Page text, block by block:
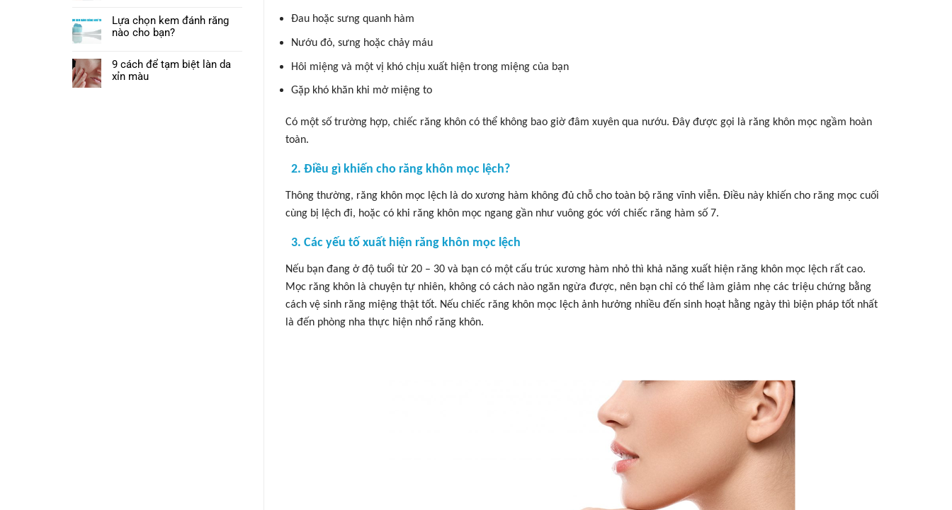
Lựa chọn kem đánh răng
nào cho bạn?
9 cách để tạm biệt làn da
xỉn màu
Đau hoặc sưng quanh hàm
Nướu đỏ, sưng hoặc chảy máu
Hôi miệng và một vị khó chịu xuất hiện trong miệng của bạn
Gặp khó khăn khi mở miệng to
Có một số trường hợp, chiếc răng khôn có thể không bao giờ đâm xuyên qua nướu. Đây được gọi là răng khôn mọc ngầm hoàn
toàn.
2. Điều gì khiến cho răng khôn mọc lệch?
Thông thường, răng khôn mọc lệch là do xương hàm không đủ chỗ cho toàn bộ răng vĩnh viễn. Điều này khiến cho răng mọc cuối
cùng bị lệch đi, hoặc có khi răng khôn mọc ngang gần như vuông góc với chiếc răng hàm số 7.
3. Các yếu tố xuất hiện răng khôn mọc lệch
Nếu bạn đang ở độ tuổi từ 20 – 30 và bạn có một cấu trúc xương hàm nhỏ thì khả năng xuất hiện răng khôn mọc lệch rất cao.
Mọc răng khôn là chuyện tự nhiên, không có cách nào ngăn ngừa được, nên bạn chỉ có thể làm giảm nhẹ các triệu chứng bằng
cách vệ sinh răng miệng thật tốt. Nếu chiếc răng khôn mọc lệch ảnh hưởng nhiều đến sinh hoạt hằng ngày thì biện pháp tốt nhất
là đến phòng nha thực hiện nhổ răng khôn.